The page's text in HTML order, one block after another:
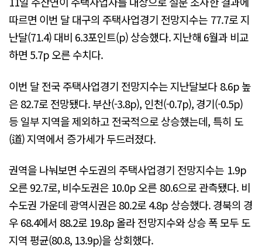
따르면 이번 달 대구의 주택사업경기 전망지수는 77.7로 지
난달(71.4) 대비 6.3포인트(p) 상승했다. 지난해 6월과 비교
하면 5.7p 오른 수치다.
이번 달 전국 주택사업경기 전망지수는 지난달보다 8.6p 높
은 82.7로 전망됐다. 부산(-3.8p), 인천(-0.7p), 경기(-0.5p)
등 일부 지역을 제외하고 전국적으로 상승했는데, 특히 도
(道) 지역에서 증가세가 두드러졌다.
권역을 나눠보면 수도권의 주택사업경기 전망지수는 1.9p
오른 92.7로, 비수도권은 10.0p 오른 80.6으로 관측됐다. 비
수도권 가운데 광역시권은 80.2로 4.8p 상승했다. 경북의 경
우 68.4에서 88.2로 19.8p 올라 전망지수와 상승 폭 모두 도
지역 평균(80.8, 13.9p)을 상회했다.